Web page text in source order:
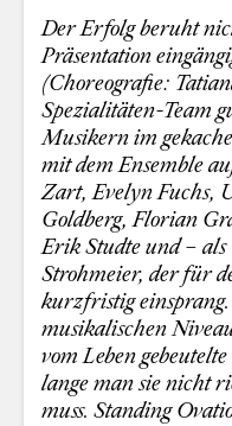
Der Erfolg beruht
Präsentation
(Choreografie:
Spezialitäten-Team
Musikern im
mit dem Ensemble
Zart, Evelyn Fuchs,
Goldberg, Florian
Erik Studte und – als
Strohmeier, der für
kurzfristig
musikalischen
vom Leben
lange man sie nicht
muss. Standing